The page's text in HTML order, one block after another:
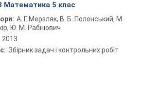
Математика 5 клас
А. Г. Мерзляк, В. Б. Полонський, М.
Ю. М. Рабінович
2013
Збірник задач і контрольних робіт